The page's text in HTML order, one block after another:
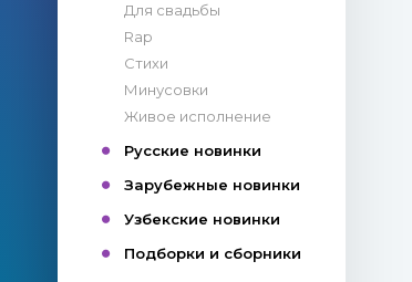
Для свадьбы
Rap
Стихи
Минусовки
Живое исполнение
Русские новинки
Зарубежные новинки
Узбекские новинки
Подборки и сборники